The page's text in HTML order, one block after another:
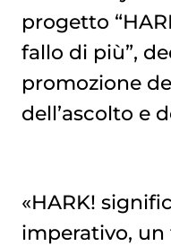
progetto
fallo di più”,
promozione
dell’ascolto e
«HARK!
imperativo,